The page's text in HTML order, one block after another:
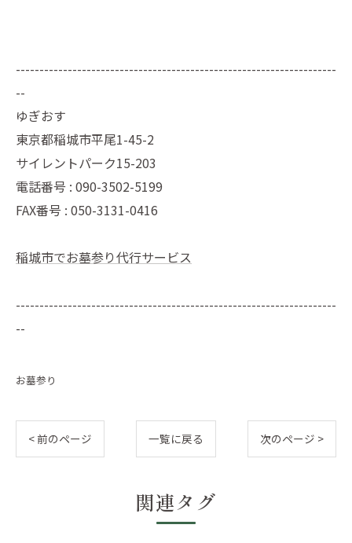
--------------------------------------------------------------------
--
ゆぎおす
東京都稲城市平尾1-45-2
サイレントパーク15-203
電話番号 : 090-3502-5199
FAX番号 : 050-3131-0416
稲城市でお墓参り代行サービス
--------------------------------------------------------------------
--
お墓参り
< 前のページ 一覧に戻る 次のページ >
関連タグ